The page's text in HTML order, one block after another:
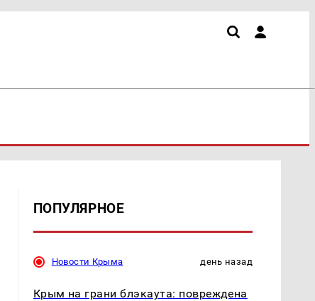
ПОПУЛЯРНОЕ
Новости Крыма день назад
Крым на грани блэкаута: повреждена